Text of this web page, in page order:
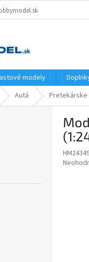
modely
Autá Pretekárske